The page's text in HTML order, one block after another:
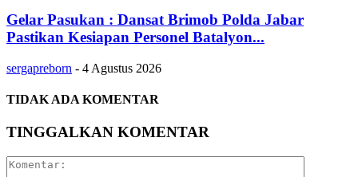
Gelar Pasukan : Dansat Brimob Polda Jabar
Pastikan Kesiapan Personel Batalyon...
sergapreborn - 4 Agustus 2026
TIDAK ADA KOMENTAR
TINGGALKAN KOMENTAR